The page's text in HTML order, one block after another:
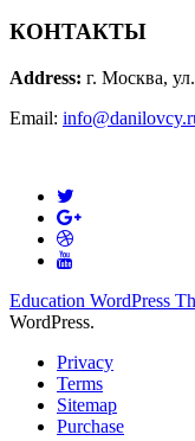
КОНТАКТЫ
Address: г. Москва,
Email:
Education WordPress
WordPress.
Privacy
Terms
Sitemap
Purchase